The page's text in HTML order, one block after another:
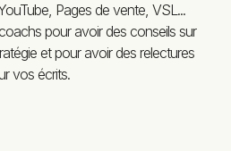
Pages de vente, VSL...
pour avoir des conseils sur
et pour avoir des relectures
vos écrits.